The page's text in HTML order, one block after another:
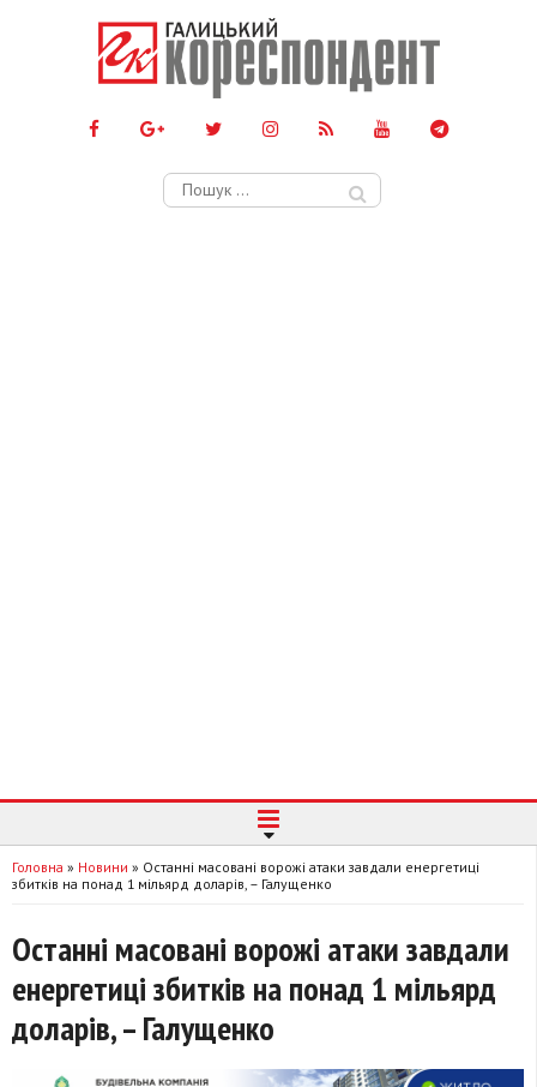
Пошук:
Головна » Новини » Останні масовані ворожі атаки завдали енергетиці
збитків на понад 1 мільярд доларів, – Галущенко
Останні масовані ворожі атаки завдали
енергетиці збитків на понад 1 мільярд
доларів, – Галущенко